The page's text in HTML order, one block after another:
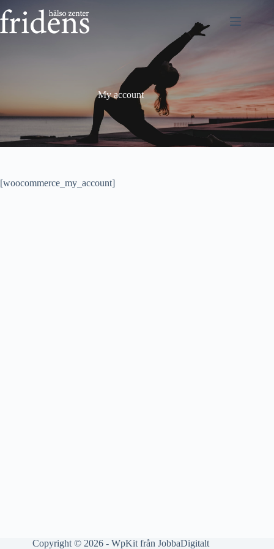
till
innehåll
My account
[woocommerce_my_account]
Copyright © 2026 - WpKit från JobbaDigitalt